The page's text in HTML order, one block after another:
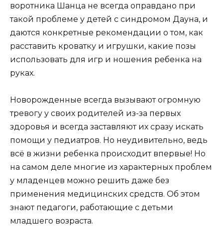
воротника Шанца не всегда оправдано при
такой проблеме у детей с синдромом Дауна, и
даются конкретные рекомендации о том, как
расставить кроватку и игрушки, какие позы
использовать для игр и ношения ребенка на
руках.
Новорожденные всегда вызывают огромную
тревогу у своих родителей из-за первых
здоровья и всегда заставляют их сразу искать
помощи у педиатров. Но неудивительно, ведь
всё в жизни ребенка происходит впервые! Но
на самом деле многие из характерных проблем
у младенцев можно решить даже без
применения медицинских средств. Об этом
знают педагоги, работающие с детьми
младшего возраста.